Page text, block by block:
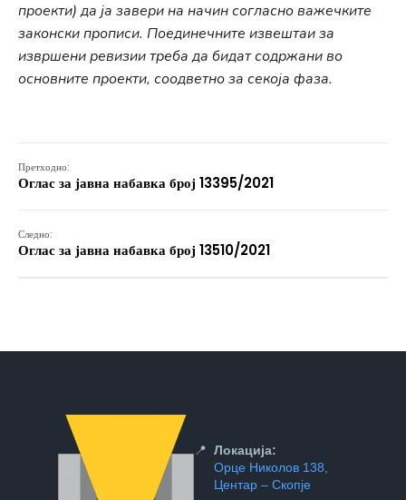
проекти) да ја завери на начин согласно важечките
законски прописи. Поединечните извештаи за
извршени ревизии треба да бидат содржани во
основните проекти, соодветно за секоја фаза.
Претходно:
Оглас за јавна набавка број 13395/2021
Следно:
Оглас за јавна набавка број 13510/2021
📍 Локација:
Орце Николов 138,
Центар – Скопје